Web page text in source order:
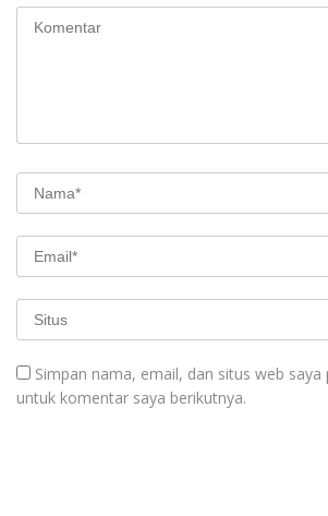
Simpan nama, email, dan situs web saya
untuk komentar saya berikutnya.